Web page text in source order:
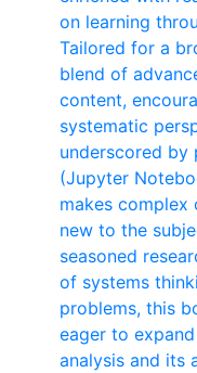
on learning
Tailored for a
blend of
content,
systematic
underscored by
(Jupyter
makes
new to the
seasoned
of systems
problems, this
eager to
analysis and its